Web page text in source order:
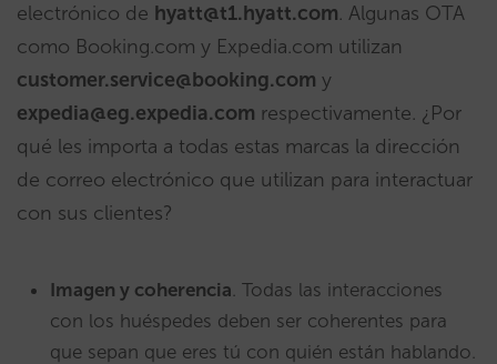
electrónico de hyatt@t1.hyatt.com. Algunas OTA
como Booking.com y Expedia.com utilizan
customer.service@booking.com y
expedia@eg.expedia.com respectivamente. ¿Por
qué les importa a todas estas marcas la dirección
de correo electrónico que utilizan para interactuar
con sus clientes?
Imagen y coherencia. Todas las interacciones
con los huéspedes deben ser coherentes para
que sepan que eres tú con quién están hablando.